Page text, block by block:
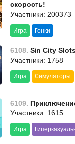
скорость!
Участники: 200373
Игра Гонки
6108. Sin City Slots
Участники: 1758
Игра Симуляторы
6109.
Участники: 1615
Игра